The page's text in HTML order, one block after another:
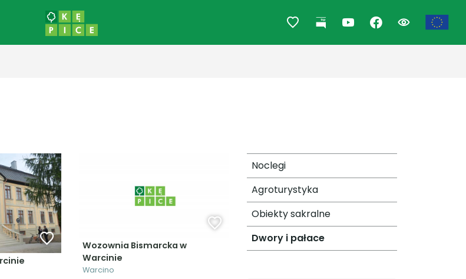
Wozownia Bismarcka w
Warcinie
Warcino
Noclegi
Agroturystyka
Obiekty sakralne
Dwory i pałace